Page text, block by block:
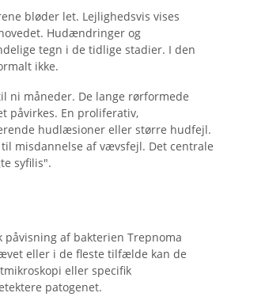
bløder let. Lejlighedsvis vises
Hudændringer og
tegn i de tidlige stadier. I den
ikke.
ni måneder. De lange rørformede
påvirkes. En proliferativ,
hudlæsioner eller større hudfejl.
misdannelse af vævsfejl. Det centrale
syfilis".
af bakterien Trepnoma
eller i de fleste tilfælde kan de
eller specifik
patogenet.